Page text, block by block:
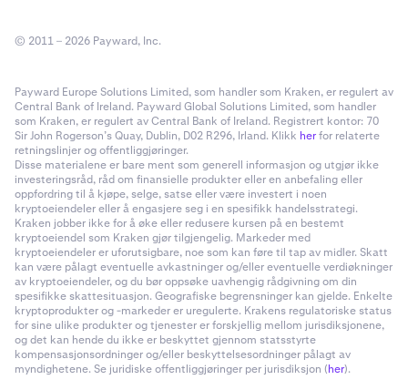
© 2011 – 2026 Payward, Inc.
Payward Europe Solutions Limited, som handler som Kraken, er regulert av
Central Bank of Ireland. Payward Global Solutions Limited, som handler
som Kraken, er regulert av Central Bank of Ireland. Registrert kontor: 70
Sir John Rogerson’s Quay, Dublin, D02 R296, Irland. Klikk herfor relaterte
retningslinjer og offentliggjøringer.
Disse materialene er bare ment som generell informasjon og utgjør ikke
investeringsråd, råd om finansielle produkter eller en anbefaling eller
oppfordring til å kjøpe, selge, satse eller være investert i noen
kryptoeiendeler eller å engasjere seg i en spesifikk handelsstrategi.
Kraken jobber ikke for å øke eller redusere kursen på en bestemt
kryptoeiendel som Kraken gjør tilgjengelig. Markeder med
kryptoeiendeler er uforutsigbare, noe som kan føre til tap av midler. Skatt
kan være pålagt eventuelle avkastninger og/eller eventuelle verdiøkninger
av kryptoeiendeler, og du bør oppsøke uavhengig rådgivning om din
spesifikke skattesituasjon. Geografiske begrensninger kan gjelde. Enkelte
kryptoprodukter og -markeder er uregulerte. Krakens regulatoriske status
for sine ulike produkter og tjenester er forskjellig mellom jurisdiksjonene,
og det kan hende du ikke er beskyttet gjennom statsstyrte
kompensasjonsordninger og/eller beskyttelsesordninger pålagt av
myndighetene. Se juridiske offentliggjøringer per jurisdiksjon (her).